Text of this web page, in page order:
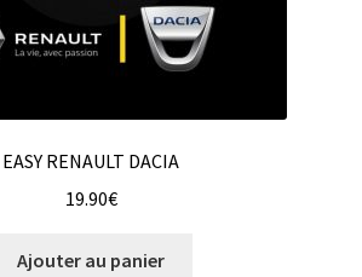
EASY RENAULT DACIA
19.90€
Ajouter au panier